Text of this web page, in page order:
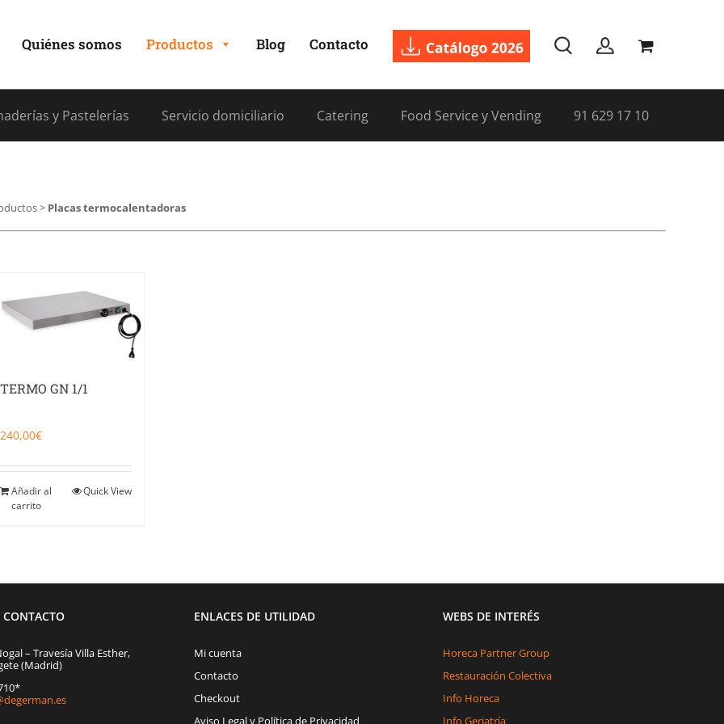
Quiénes somos Productos Blog Contacto
y Pastelerías Servicio domiciliario Catering Food Service y Vending 91 629 17 10
> Placas termocalentadoras
TERMO GN 1/1
240,00€
Añadir al
carrito
Quick View
CONTACTO
– Travesía Villa Esther,
(Madrid)
ENLACES DE UTILIDAD
Mi cuenta
Contacto
Checkout
WEBS DE INTERÉS
Horeca Partner Group
Restauración Colectiva
Info Horeca